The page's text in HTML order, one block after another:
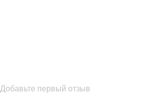
Добавьте первый отзыв